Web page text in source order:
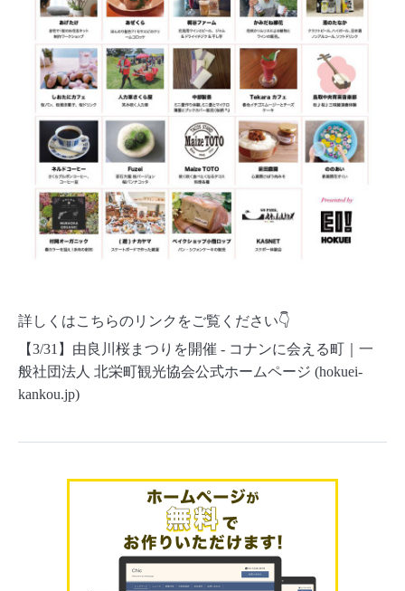
詳しくはこちらのリンクをご覧ください👇
【3/31】由良川桜まつりを開催 - コナンに会える町｜一
般社団法人 北栄町観光協会公式ホームページ (hokuei-
kankou.jp)